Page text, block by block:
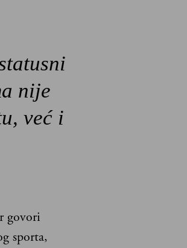
nije
već i
govori
sporta,